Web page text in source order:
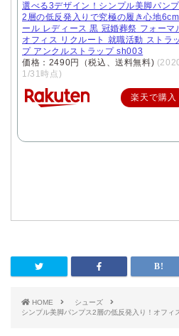
選べる3デザイン！シンプル美脚パン
2層の低反発入りで究極の履き心地6cm
ール レディース 黒 冠婚葬祭 フォーマ
オフィス リクルート 就職活動 ストラッ
プ アンクルストラップ sh003
価格：2490円（税込、送料無料)
1/31時点)
楽天で購入
HOME
シューズ
シンプル美脚パンプス2層の低反発入り！オフィ